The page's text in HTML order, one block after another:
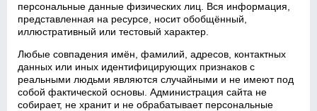
персональные данные физических лиц. Вся информация,
представленная на ресурсе, носит обобщённый,
иллюстративный или тестовый характер.
Любые совпадения имён, фамилий, адресов, контактных
данных или иных идентифицирующих признаков с
реальными людьми являются случайными и не имеют под
собой фактической основы. Администрация сайта не
собирает, не хранит и не обрабатывает персональные